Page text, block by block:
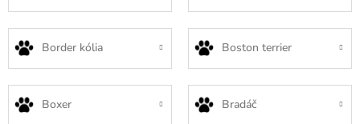
Border kólia Boston terrier
Boxer Bradáč